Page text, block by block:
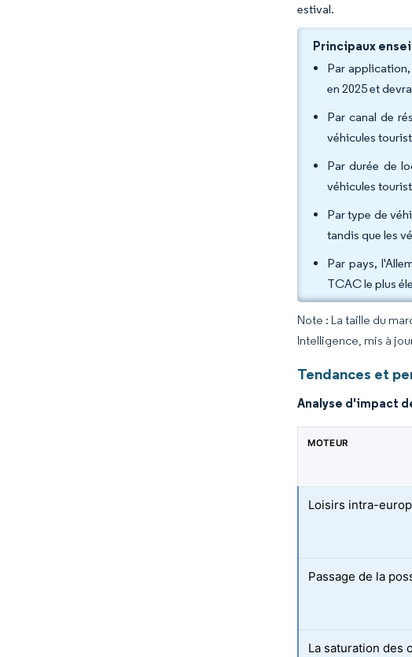
estival.
Principaux
Par
en 2025 et
Par canal de
véhicules
Par durée de
véhicules
Par type de
tandis que les
Par pays,
TCAC le plus
Note : La taille du
Intelligence, mis à
Tendances et
Analyse d'impact
MOTEUR
Loisirs intra-
Passage de la
La saturation des